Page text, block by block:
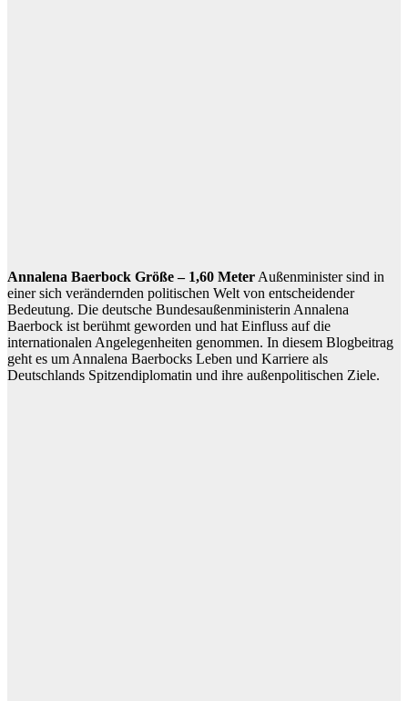
Annalena Baerbock Größe – 1,60 Meter Außenminister sind in
einer sich verändernden politischen Welt von entscheidender
Bedeutung. Die deutsche Bundesaußenministerin Annalena
Baerbock ist berühmt geworden und hat Einfluss auf die
internationalen Angelegenheiten genommen. In diesem Blogbeitrag
geht es um Annalena Baerbocks Leben und Karriere als
Deutschlands Spitzendiplomatin und ihre außenpolitischen Ziele.